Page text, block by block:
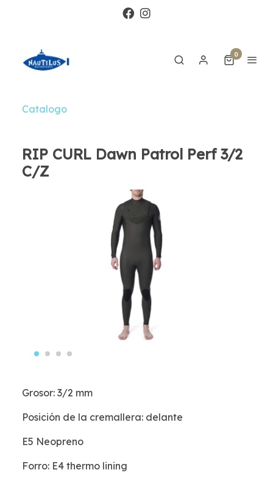
0
Catalogo
RIP CURL Dawn Patrol Perf 3/2
C/Z
Grosor: 3/2 mm
Posición de la cremallera: delante
E5 Neopreno
Forro: E4 thermo lining